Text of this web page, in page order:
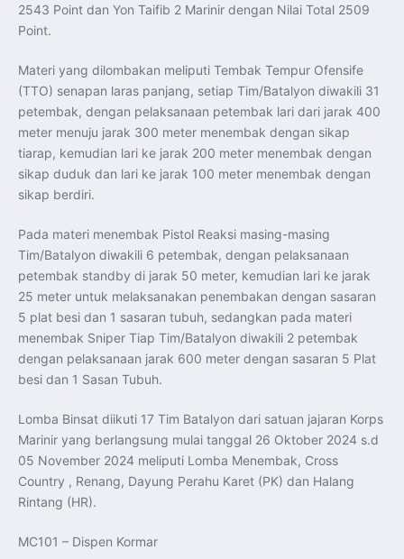
Perkuat Kerja Sama Repatriasi Artefak Budaya
Menteri PKP dan Ketua DEN Perkuat Kolaborasi
hingga 28 Juli 2026, Kesempatan Raih Pengalaman Kerja
dan Sertifikasi Kompetensi
KASAU Bekali 154 Perwira Remaja AAU 2026, Tekankan
Integritas dan Profesionalisme sebagai Bekal
Pengabdian
Menlu Sugiono Dorong Kemitraan ASEAN–Inggris yang
Lebih Erat Hadapi Tantangan Global
Indonesia Dorong ASEAN dan Uni Eropa Perkuat
Stabilitas Global melalui Kemitraan Strategis
Pangan, dan Energi Kawasan
ASEAN dan India Perkuat Ketahanan Kawasan lewat
Kerja Sama Maritim, Ekonomi, dan Kesehatan
BI Pertahankan BI-Rate 5,75 Persen untuk Jaga
Stabilitas dan Dukung Pertumbuhan Ekonomi
Kepala BGN Sudaryono Tegaskan Komitmen Perkuat
Transparansi dan Akuntabilitas Program Makan Bergizi
Gratis
2543 Point dan Yon Taifib 2 Marinir dengan Nilai Total 2509
Point.
Materi yang dilombakan meliputi Tembak Tempur Ofensife
(TTO) senapan laras panjang, setiap Tim/Batalyon diwakili 31
petembak, dengan pelaksanaan petembak lari dari jarak 400
meter menuju jarak 300 meter menembak dengan sikap
tiarap, kemudian lari ke jarak 200 meter menembak dengan
sikap duduk dan lari ke jarak 100 meter menembak dengan
sikap berdiri.
Pada materi menembak Pistol Reaksi masing-masing
Tim/Batalyon diwakili 6 petembak, dengan pelaksanaan
petembak standby di jarak 50 meter, kemudian lari ke jarak
25 meter untuk melaksanakan penembakan dengan sasaran
5 plat besi dan 1 sasaran tubuh, sedangkan pada materi
menembak Sniper Tiap Tim/Batalyon diwakili 2 petembak
dengan pelaksanaan jarak 600 meter dengan sasaran 5 Plat
besi dan 1 Sasan Tubuh.
Lomba Binsat diikuti 17 Tim Batalyon dari satuan jajaran Korps
Marinir yang berlangsung mulai tanggal 26 Oktober 2024 s.d
05 November 2024 meliputi Lomba Menembak, Cross
Country , Renang, Dayung Perahu Karet (PK) dan Halang
Rintang (HR).
MC101 – Dispen Kormar